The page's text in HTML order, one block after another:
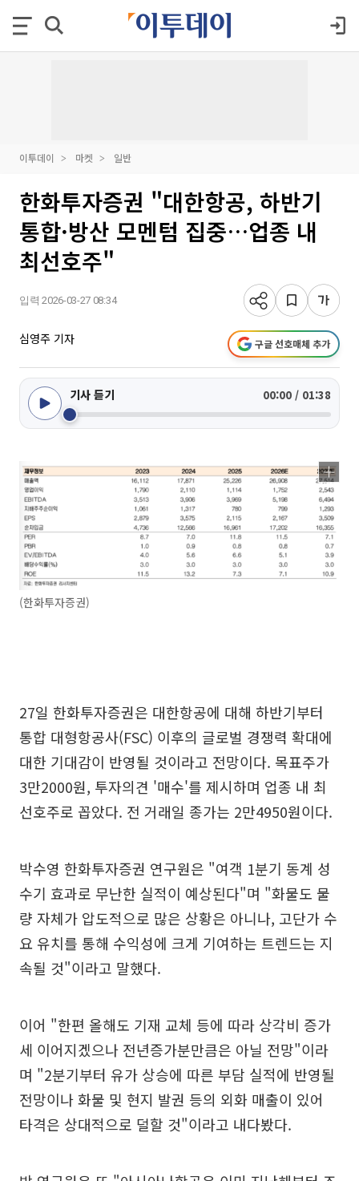
이투데이 마켓 일반
한화투자증권 "대한항공, 하반기
통합·방산 모멘텀 집중…업종 내
최선호주"
입력 2026-03-27 08:34
심영주 기자 구글 선호매체 추가
기사 듣기 00:00 / 01:38
(한화투자증권)
27일 한화투자증권은 대한항공에 대해 하반기부터
통합 대형항공사(FSC) 이후의 글로벌 경쟁력 확대에
대한 기대감이 반영될 것이라고 전망이다. 목표주가
3만2000원, 투자의견 '매수'를 제시하며 업종 내 최
선호주로 꼽았다. 전 거래일 종가는 2만4950원이다.
박수영 한화투자증권 연구원은 "여객 1분기 동계 성
수기 효과로 무난한 실적이 예상된다"며 "화물도 물
량 자체가 압도적으로 많은 상황은 아니나, 고단가 수
요 유치를 통해 수익성에 크게 기여하는 트렌드는 지
속될 것"이라고 말했다.
이어 "한편 올해도 기재 교체 등에 따라 상각비 증가
세 이어지겠으나 전년증가분만큼은 아닐 전망"이라
며 "2분기부터 유가 상승에 따른 부담 실적에 반영될
전망이나 화물 및 현지 발권 등의 외화 매출이 있어
타격은 상대적으로 덜할 것"이라고 내다봤다.